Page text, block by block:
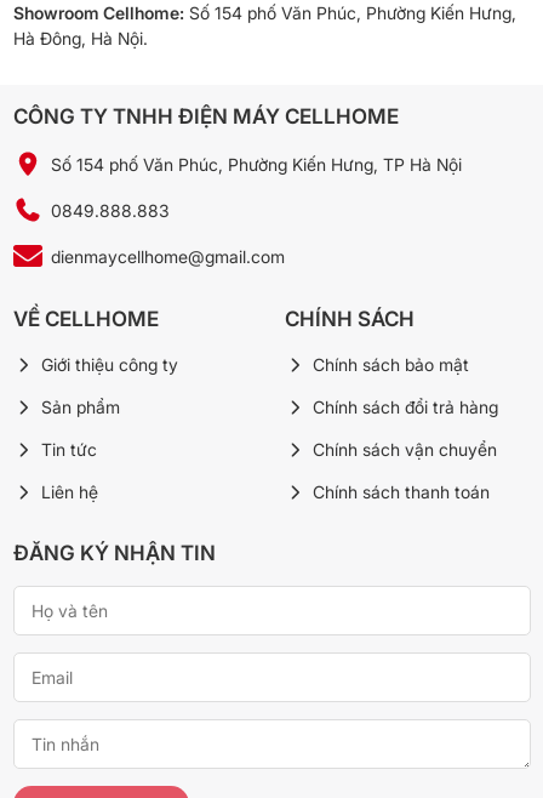
Showroom Cellhome: Số 154 phố Văn Phúc, Phường Kiến Hưng,
Hà Đông, Hà Nội.
CÔNG TY TNHH ĐIỆN MÁY CELLHOME
Số 154 phố Văn Phúc, Phường Kiến Hưng, TP Hà Nội
0849.888.883
dienmaycellhome@gmail.com
VỀ CELLHOME
Giới thiệu công ty
Sản phẩm
Tin tức
Liên hệ
CHÍNH SÁCH
Chính sách bảo mật
Chính sách đổi trả hàng
Chính sách vận chuyển
Chính sách thanh toán
ĐĂNG KÝ NHẬN TIN